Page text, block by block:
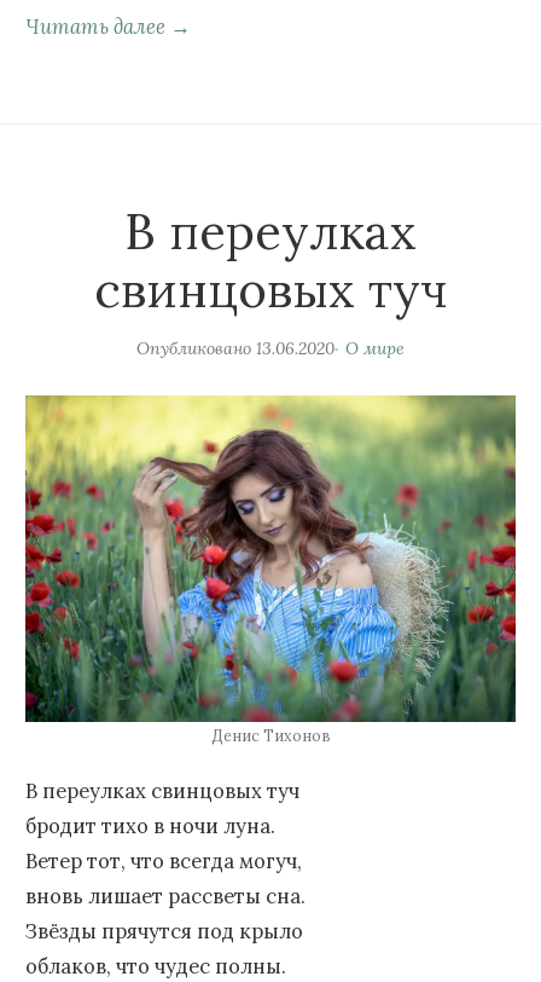
Читать далее →
В переулках
свинцовых туч
Опубликовано 13.06.2020 О мире
Денис Тихонов
В переулках свинцовых туч
бродит тихо в ночи луна.
Ветер тот, что всегда могуч,
вновь лишает рассветы сна.
Звёзды прячутся под крыло
облаков, что чудес полны.